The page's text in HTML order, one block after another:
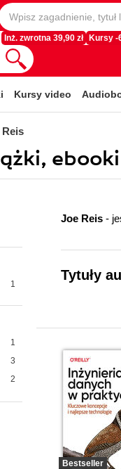
Inż. zwrotna 39,90 zł Kursy -
Kursy video
Reis
ebooki
1
1
3
2
Joe Reis -
Tytuły
Bestseller